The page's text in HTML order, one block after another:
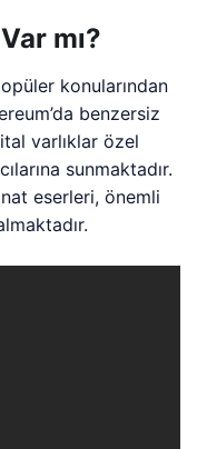
mı?
konularından
benzersiz
varlıklar özel
sunmaktadır.
eserleri, önemli